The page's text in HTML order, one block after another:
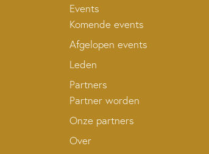
Events
Komende events
Afgelopen events
Leden
Partners
Partner worden
Onze partners
Over